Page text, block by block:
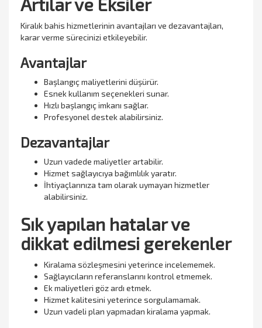
Kiralık bahis hizmetlerinin avantajları ve dezavantajları,
karar verme sürecinizi etkileyebilir.
Avantajlar
Başlangıç maliyetlerini düşürür.
Esnek kullanım seçenekleri sunar.
Hızlı başlangıç imkanı sağlar.
Profesyonel destek alabilirsiniz.
Dezavantajlar
Uzun vadede maliyetler artabilir.
Hizmet sağlayıcıya bağımlılık yaratır.
İhtiyaçlarınıza tam olarak uymayan hizmetler
alabilirsiniz.
Sık yapılan hatalar ve
dikkat edilmesi gerekenler
Kiralama sözleşmesini yeterince incelememek.
Sağlayıcıların referanslarını kontrol etmemek.
Ek maliyetleri göz ardı etmek.
Hizmet kalitesini yeterince sorgulamamak.
Uzun vadeli plan yapmadan kiralama yapmak.